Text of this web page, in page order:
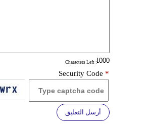
: Characters Left
Security Code *
أرسل التعليق